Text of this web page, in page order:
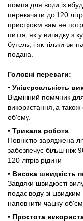
помпа для води із
перекачати до 120
пристроєм вам не
пиття, як у випадку з
бутель, і як тільки ви
подана.
Головні переваги:
• Універсальність
Відмінний помічник
використання, а також
об'єму.
• Тривала робота
Повністю заряджена
забезпечує більш ніж
120 літрів рідини
• Висока швидкість
Завдяки швидкості
подає воду зі
наповнити чашку
• Простота